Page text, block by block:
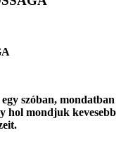
szóban, mondatban
hol mondjuk kevesebb